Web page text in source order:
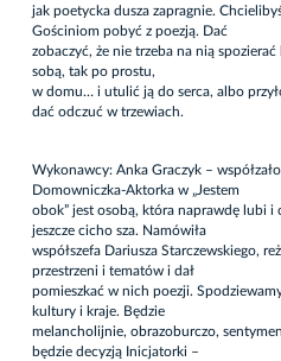
jak poetycka dusza zapragnie.
Gościniom pobyć z poezją. Dać
zobaczyć, że nie trzeba na nią
sobą, tak po prostu,
w domu… i utulić ją do serca, albo
dać odczuć w trzewiach.
Wykonawcy: Anka Graczyk –
Domowniczka-Aktorka w „Jestem
obok” jest osobą, która naprawdę lubi i
jeszcze cicho sza. Namówiła
współszefa Dariusza Starczewskiego,
przestrzeni i tematów i dał
pomieszkać w nich poezji.
kultury i kraje. Będzie
melancholijnie, obrazoburczo,
będzie decyzją Inicjatorki –